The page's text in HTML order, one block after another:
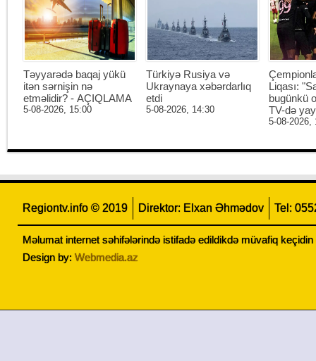
Təyyarədə baqaj yükü
itən sərnişin nə
etməlidir? - AÇIQLAMA
5-08-2026, 15:00
Türkiyə Rusiya və
Ukraynaya xəbərdarlıq
etdi
5-08-2026, 14:30
Liqası:
bugünkü
TV-də
5-08-2026,
Regiontv.info © 2019 Direktor: Elxan Əhmədov Tel:
Məlumat internet səhifələrində istifadə edildikdə müvafiq keçidin
Design by: Webmedia.az